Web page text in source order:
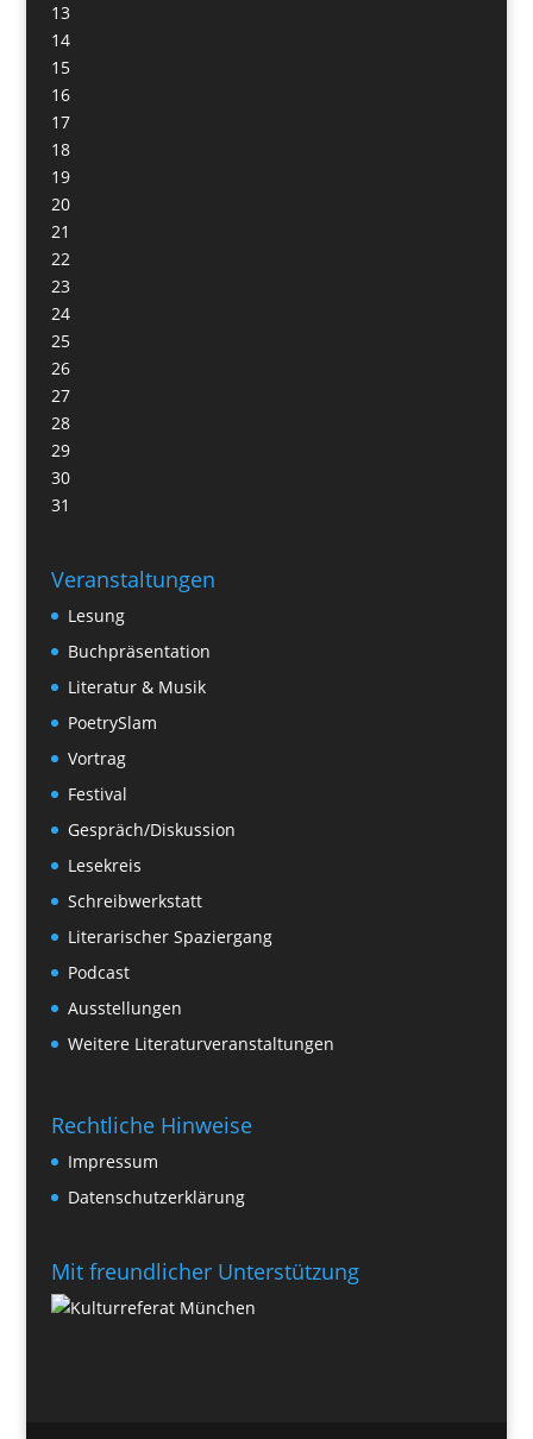
13
14
15
16
17
18
19
20
21
22
23
24
25
26
27
28
29
30
31
Veranstaltungen
Lesung
Buchpräsentation
Literatur & Musik
PoetrySlam
Vortrag
Festival
Gespräch/Diskussion
Lesekreis
Schreibwerkstatt
Literarischer Spaziergang
Podcast
Ausstellungen
Weitere Literaturveranstaltungen
Rechtliche Hinweise
Impressum
Datenschutzerklärung
Mit freundlicher Unterstützung